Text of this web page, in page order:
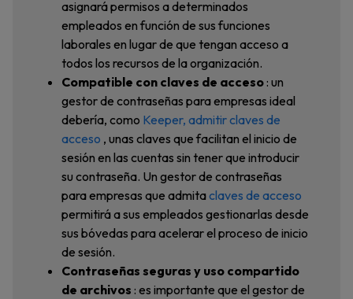
asignará permisos a determinados
empleados en función de sus funciones
laborales en lugar de que tengan acceso a
todos los recursos de la organización.
Compatible con claves de acceso: un
gestor de contraseñas para empresas ideal
debería, como Keeper, admitir claves de
acceso , unas claves que facilitan el inicio de
sesión en las cuentas sin tener que introducir
su contraseña. Un gestor de contraseñas
para empresas que admitaclaves de acceso
permitirá a sus empleados gestionarlas desde
sus bóvedas para acelerar el proceso de inicio
de sesión.
Contraseñas seguras y uso compartido
de archivos : es importante que el gestor de